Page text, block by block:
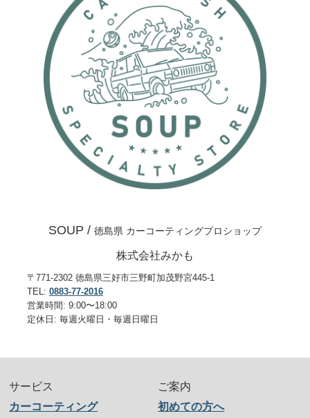
SOUP / 徳島県 カーコーティングプロショップ
株式会社みかも
〒771-2302 徳島県三好市三野町加茂野宮445-1
TEL: 0883-77-2016
営業時間: 9:00〜18:00
定休日: 毎週火曜日・毎週日曜日
サービス
カーコーティング
ご案内
初めての方へ